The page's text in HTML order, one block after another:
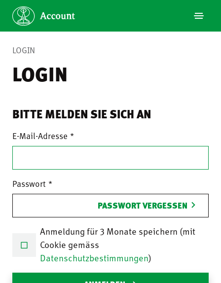
LOGIN
LOGIN
BITTE MELDEN SIE SICH AN
E-Mail-Adresse
Passwort
PASSWORT VERGESSEN
Anmeldung für 3 Monate speichern (mit
Cookie gemäss
Datenschutzbestimmungen)